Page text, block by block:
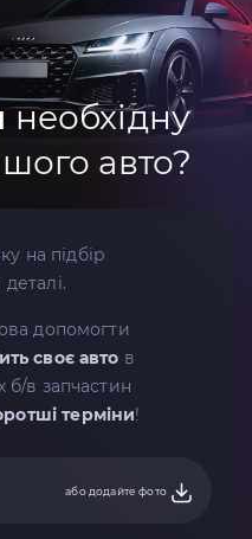
необхідну
авто?
на підбір
деталі.
допомогти
своє авто в
б/в запчастин
терміни!
або додайте фото